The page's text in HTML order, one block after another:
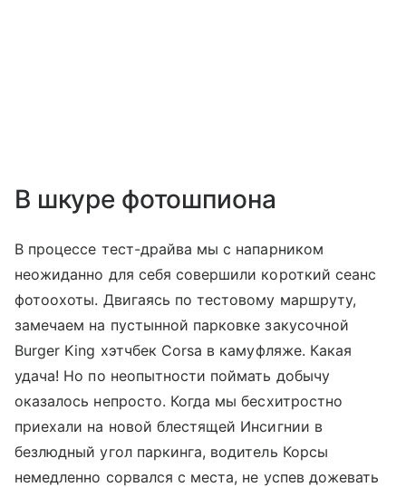
В шкуре фотошпиона
В процессе тест-драйва мы с напарником
неожиданно для себя совершили короткий сеанс
фотоохоты. Двигаясь по тестовому маршруту,
замечаем на пустынной парковке закусочной
Burger King хэтчбек Corsa в камуфляже. Какая
удача! Но по неопытности поймать добычу
оказалось непросто. Когда мы бесхитростно
приехали на новой блестящей Инсигнии в
безлюдный угол паркинга, водитель Корсы
немедленно сорвался с места, не успев дожевать